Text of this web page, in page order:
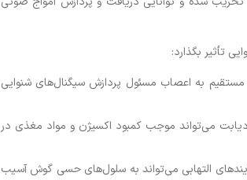
تأثیر بگذارد:
به اعصاب مسئول پردازش سیگنال‌های شنوایی
می‌تواند موجب کمبود اکسیژن و مواد مغذی در
التهابی می‌تواند به سلول‌های حسی گوش آسیب